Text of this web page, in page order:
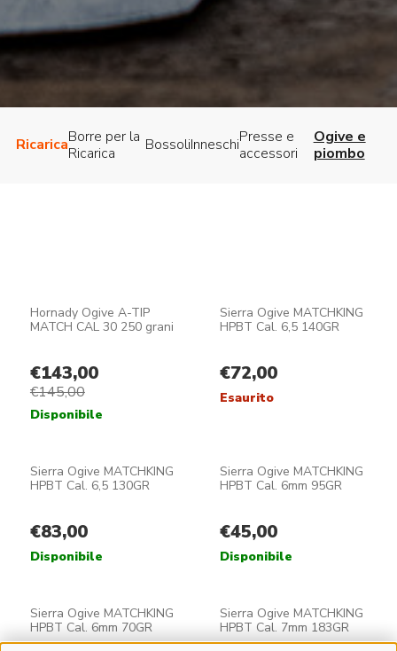
RicaricaBorre per la
Ricarica
BossoliInneschiPresse e
accessori
Ogive e
piombo
4
8
9